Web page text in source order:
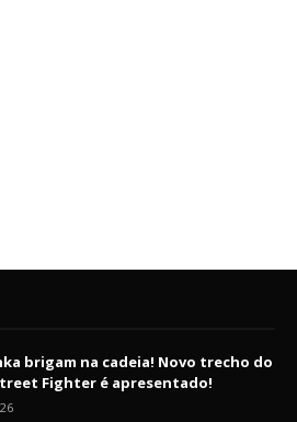
brigam na cadeia! Novo trecho do
Fighter é apresentado!